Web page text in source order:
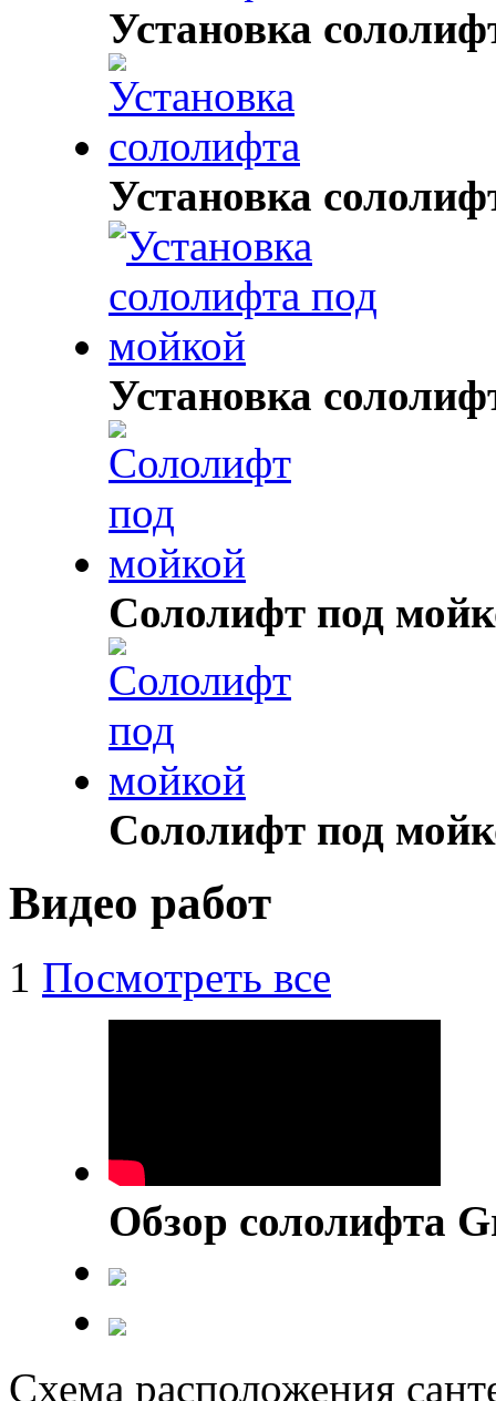
Установка
Установка
Установка
Сололифт под
Сололифт под
Видео работ
1 Посмотреть все
Обзор сололифта
Схема расположения